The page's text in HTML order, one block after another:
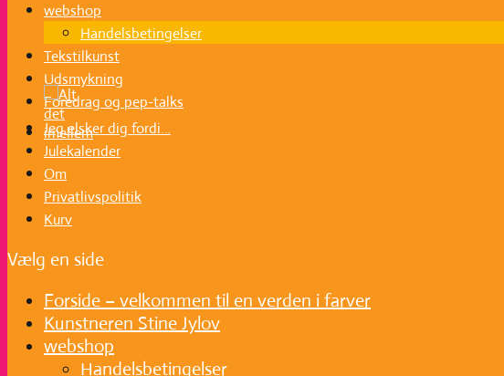
webshop
Handelsbetingelser
Tekstilkunst
Udsmykning
Foredrag og pep-talks
Jeg elsker dig fordi…
Julekalender
Om
Privatlivspolitik
Kurv
Vælg en side
Forside – velkommen til en verden i farver
Kunstneren Stine Jylov
webshop
Handelsbetingelser